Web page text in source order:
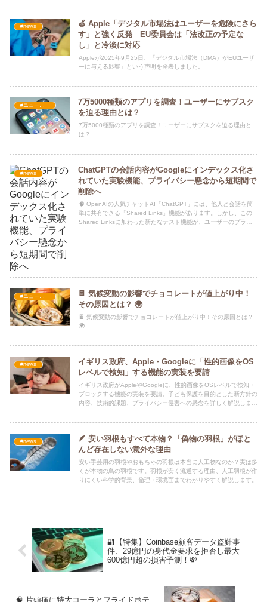
#news
🍏 Apple「デジタル市場法はユーザーを危険にさら
す」と強く反発 EU委員会は「法改正の予定な
し」と冷淡に対応
Appleが2025年9月25日、「デジタル市場法（DMA）がEUユーザ
ーに与える影響」という声明を発表しました。
7万5000種類のアプリを調査！ユーザーにサブスク
を迫る理由とは？
7万5000種類のアプリを調査！ユーザーにサブスクを迫る理由と
は？
#news
ChatGPTの会話内容がGoogleにインデックス化さ
れていた実験機能、プライバシー懸念から短期間で
削除へ
🧠 OpenAIの人気チャットAI「ChatGPT」には、他人と会話を簡
単に共有できる「Shared Links」機能があります。しかし、この
Shared Linksに加わった新たなテスト機能が、ユーザーのプライ
#ニュース・社会・コラム
🍫 気候変動の影響でチョコレートが値上がり中！
その原因とは？ 🌍
🍫 気候変動の影響でチョコレートが値上がり中！その原因とは？
🌍
#news
イギリス政府、Apple・Googleに「性的画像をOS
レベルで検知」する機能の実装を要請
イギリス政府がAppleやGoogleに、性的画像をOSレベルで検知・
ブロックする機能の実装を要請。子ども保護を目的とした新方針の
内容、技術的課題、プライバシー侵害への懸念を詳しく解説しま
#news
🪶 安い羽根もすべて本物？「偽物の羽根」がほと
んど存在しない意外な理由
安い手芸用の羽根やおもちゃの羽根は本当に人工物なのか？実は多
くが本物の鳥の羽根です。羽根が安く流通する理由、人工羽根が作
りにくい科学的背景、倫理・環境面までわかりやすく解説します。
🔐【特集】Coinbase顧客データ盗難事
件、29億円の身代金要求を拒否し最大
600億円超の損害予測！💸
🧠 片頭痛に特大コーラとフライドポテ